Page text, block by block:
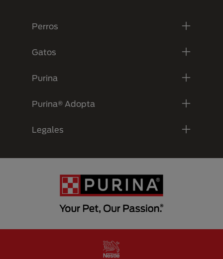
Perros
Gatos
Purina
Purina® Adopta
Legales